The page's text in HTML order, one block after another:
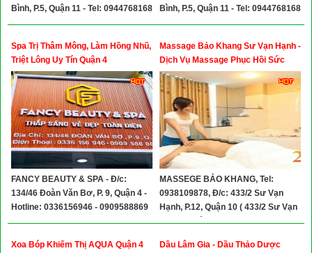
Bình, P.5, Quận 11 - Tel: 0944768168
- 0903871104
Bình, P.5, Quận 11 - Tel: 0944768168
- 0903871104
Spa Trị Thâm Mông, Làm Hồng Nhũ,
Triệt Lông Uy Tín Quận 4
FANCY BEAUTY & SPA - Đ/c:
134/46 Đoàn Văn Bơ, P. 9, Quận 4 -
Hotline: 0336156946 - 0909588869
Massage Bảo Khang Sư Vạn Hạnh -
Dịch Vụ Massage Phục Hồi Sức
Khỏe Nam Giới Quận 10
MASSEGE BẢO KHANG, Tel:
0938109878, Đ/c: 433/2 Sư Vạn
Hạnh, P.12, Quận 10 ( 433/2 Sư Vạn
Hạnh, P. Hòa Hưng, TP.HCM)
Xoa Bóp Khiếm Thị AQUA Quận 4 Dầu Lâm Gia - Dầu Thảo Dược